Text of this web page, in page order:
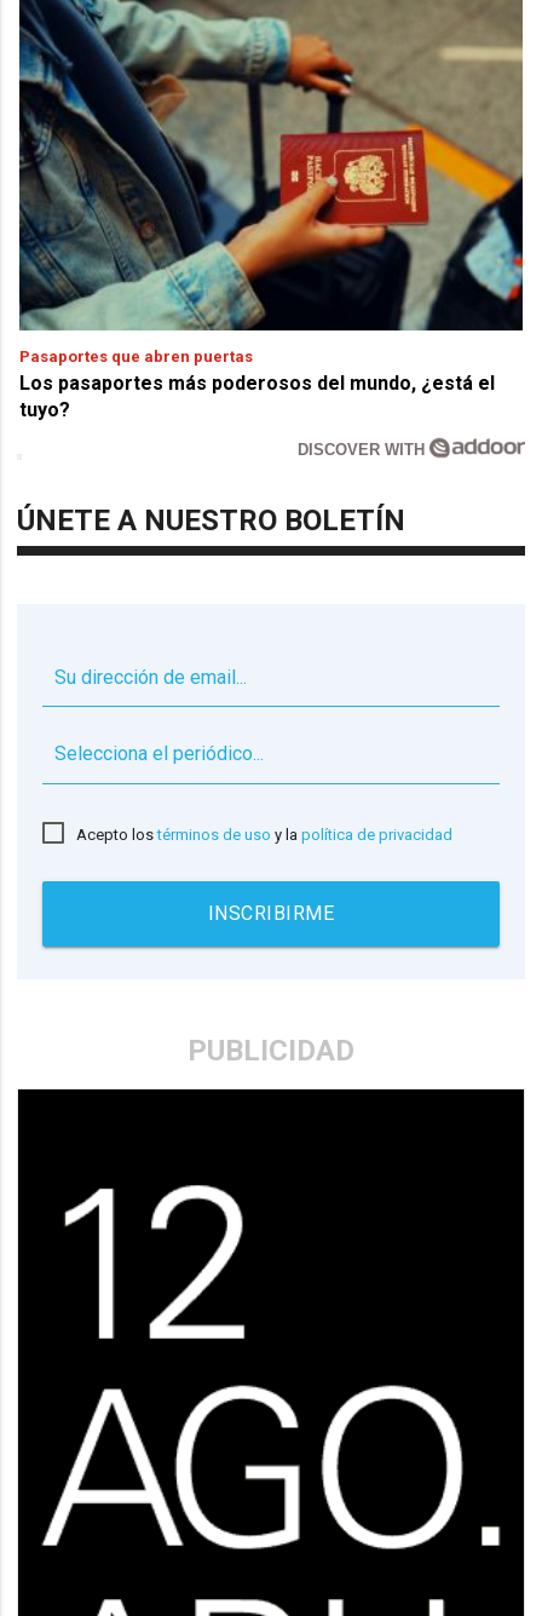
Pasaportes que abren puertas
Los pasaportes más poderosos del mundo, ¿está el
tuyo?
DISCOVER WITH
ÚNETE A NUESTRO BOLETÍN
Acepto lostérminos de uso y lapolítica de privacidad
INSCRIBIRME
PUBLICIDAD